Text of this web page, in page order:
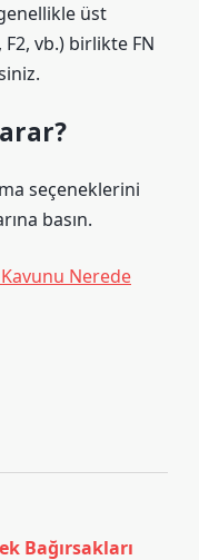
üst
vb.) birlikte FN
seçeneklerini
basın.
Nerede
Bağırsakları